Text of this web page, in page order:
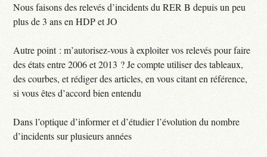
Nous faisons des relevés d’incidents du RER B depuis un peu
plus de 3 ans en HDP et JO
Autre point : m’autorisez-vous à exploiter vos relevés pour faire
des états entre 2006 et 2013 ? Je compte utiliser des tableaux,
des courbes, et rédiger des articles, en vous citant en référence,
si vous êtes d’accord bien entendu
Dans l’optique d’informer et d’étudier l’évolution du nombre
d’incidents sur plusieurs années